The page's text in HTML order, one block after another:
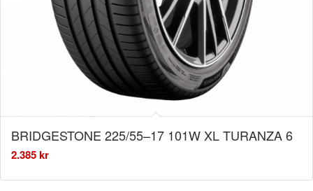
BRIDGESTONE 225/55–17 101W XL TURANZA 6
2.385kr